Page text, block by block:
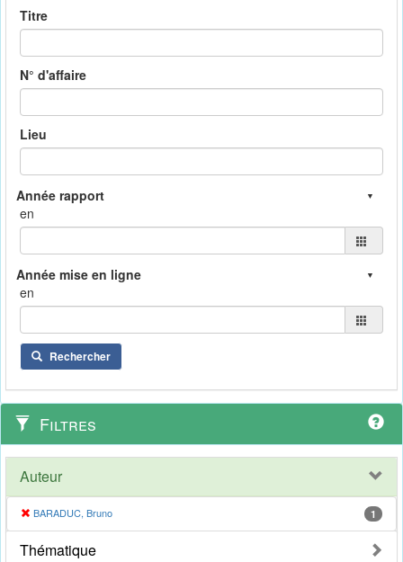
Titre
N° d'affaire
Lieu
en
en
Rechercher
Filtres
Auteur
BARADUC, Bruno 1
Thématique